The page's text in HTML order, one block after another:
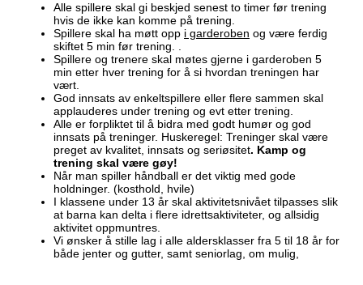
Alle spillere skal gi beskjed senest to timer før trening
hvis de ikke kan komme på trening.
Spillere skal ha møtt opp i garderoben og være ferdig
skiftet 5 min før trening. .
Spillere og trenere skal møtes gjerne i garderoben 5
min etter hver trening for å si hvordan treningen har
vært.
God innsats av enkeltspillere eller flere sammen skal
applauderes under trening og evt etter trening.
Alle er forpliktet til å bidra med godt humør og god
innsats på treninger. Huskeregel: Treninger skal være
preget av kvalitet, innsats og seriøsitet. Kamp og
trening skal være gøy!
Når man spiller håndball er det viktig med gode
holdninger. (kosthold, hvile)
I klassene under 13 år skal aktivitetsnivået tilpasses slik
at barna kan delta i flere idrettsaktiviteter, og allsidig
aktivitet oppmuntres.
Vi ønsker å stille lag i alle aldersklasser fra 5 til 18 år for
både jenter og gutter, samt seniorlag, om mulig,